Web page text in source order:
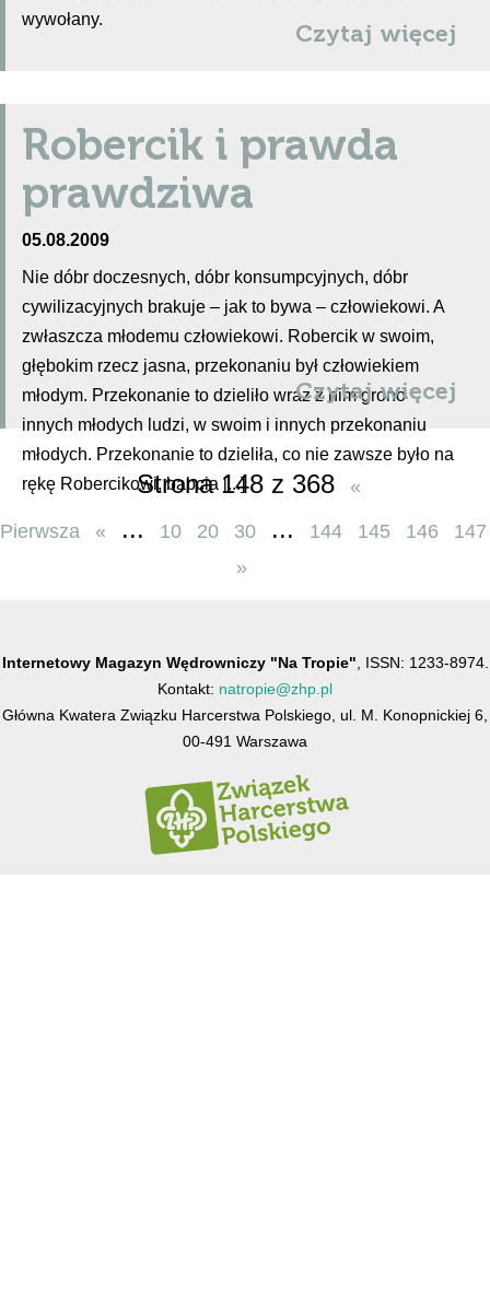
wywołany.
Czytaj więcej
Robercik i prawda
prawdziwa
05.08.2009
Nie dóbr doczesnych, dóbr konsumpcyjnych, dóbr
cywilizacyjnych brakuje – jak to bywa – człowiekowi. A
zwłaszcza młodemu człowiekowi. Robercik w swoim,
głębokim rzecz jasna, przekonaniu był człowiekiem
młodym. Przekonanie to dzieliło wraz z nim grono
innych młodych ludzi, w swoim i innych przekonaniu
młodych. Przekonanie to dzieliła, co nie zawsze było na
rękę Robercikowi, babcia [...]
Czytaj więcej
Strona 148 z 368 «
Pierwsza « ... 10 20 30 ... 144 145 146
147
»
Internetowy Magazyn Wędrowniczy "Na Tropie" , ISSN: 1233-8974.
Kontakt: natropie@zhp.pl
Główna Kwatera Związku Harcerstwa Polskiego, ul. M. Konopnickiej 6,
00-491 Warszawa